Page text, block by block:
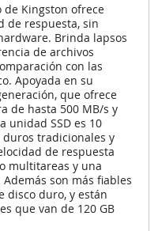
de Kingston ofrece
de respuesta, sin
Brinda lapsos
de archivos
con las
Apoyada en su
que ofrece
de hasta 500 MB/s y
unidad SSD es 10
duros tradicionales y
de respuesta
multitareas y una
son más fiables
disco duro, y están
que van de 120 GB